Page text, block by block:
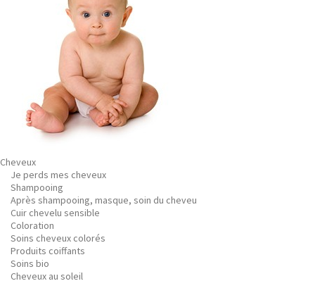
Cheveux
Je perds mes cheveux
Shampooing
Après shampooing, masque, soin du cheveu
Cuir chevelu sensible
Coloration
Soins cheveux colorés
Produits coiffants
Soins bio
Cheveux au soleil